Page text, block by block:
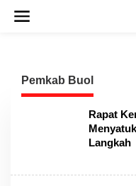
Pemkab Buol
Rapat
Langkah